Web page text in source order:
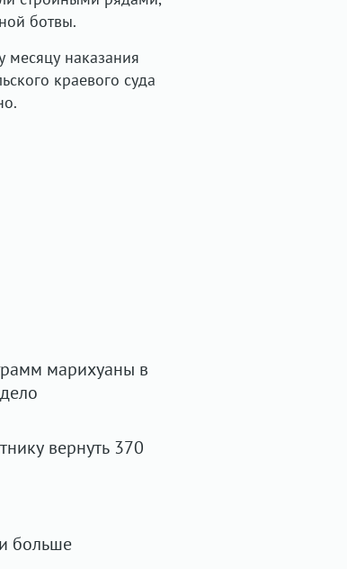
ботвы.
наказания
краевого суда
марихуаны в
вернуть 370
больше